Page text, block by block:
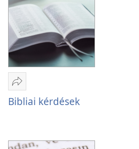
Megosztás
Bibliai
Bibliai kérdések